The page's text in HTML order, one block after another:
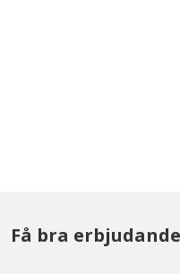
Få bra